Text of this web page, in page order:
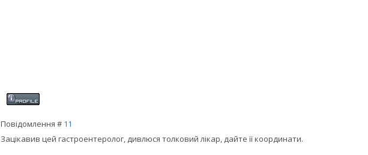
Повідомлення # 11
Зацікавив цей гастроентеролог, дивлюся толковий лікар, дайте її координати.